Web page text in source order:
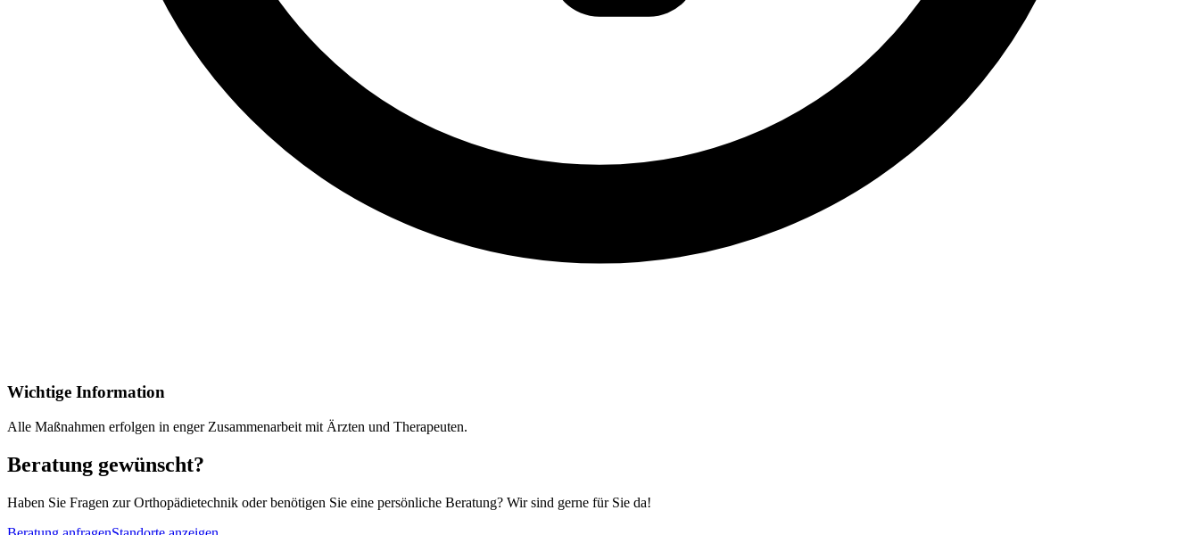
Wichtige Information
Alle Maßnahmen erfolgen in enger Zusammenarbeit mit Ärzten und Therapeuten.
Beratung gewünscht?
Haben Sie Fragen zur Orthopädietechnik oder benötigen Sie eine persönliche Beratung? Wir sind gerne für Sie da!